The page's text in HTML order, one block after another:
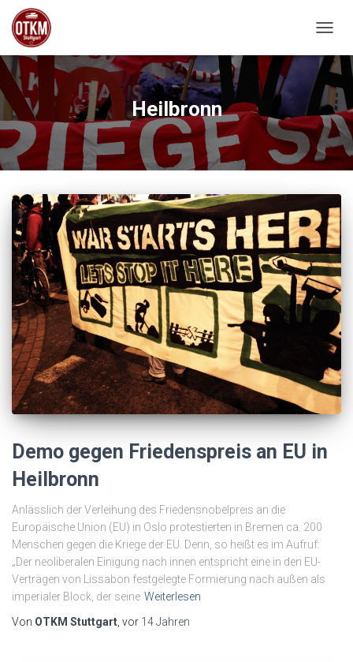
Heilbronn
Demo gegen Friedenspreis an EU in
Heilbronn
Anlässlich der Verleihung des Friedensnobelpreis an die
Europäische Union (EU) in Oslo protestierten in Bremen ca. 200
Menschen gegen die Kriege der EU. Denn, so heißt es im Aufruf:
„Der neoliberalen Einigung nach innen entspricht eine in den EU-
Verträgen von Lissabon festgelegte Formierung nach außen als
imperialer Block, der seine Weiterlesen
Von OTKM Stuttgart , vor 14 Jahren